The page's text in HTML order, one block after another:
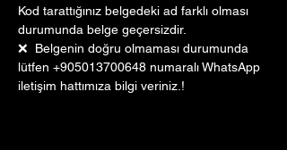
Kod tarattığınız belgedeki ad farklı olması
durumunda belge geçersizdir.
❌  Belgenin doğru olmaması durumunda
lütfen +905013700648 numaralı WhatsApp
iletişim hattımıza bilgi veriniz.!